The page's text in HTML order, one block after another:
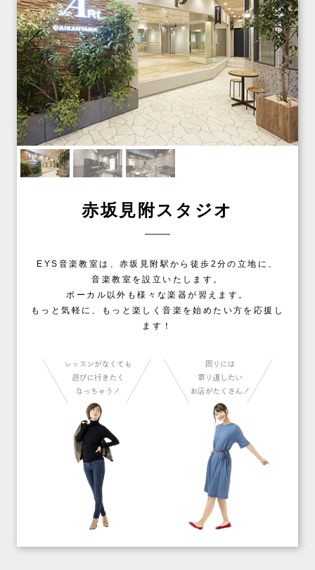
赤坂見附スタジオ
EYS音楽教室は、赤坂見附駅から徒歩2分の立地に、
音楽教室を設立いたします。
ボーカル以外も様々な楽器が習えます。
もっと気軽に、もっと楽しく音楽を始めたい方を応援し
ます！